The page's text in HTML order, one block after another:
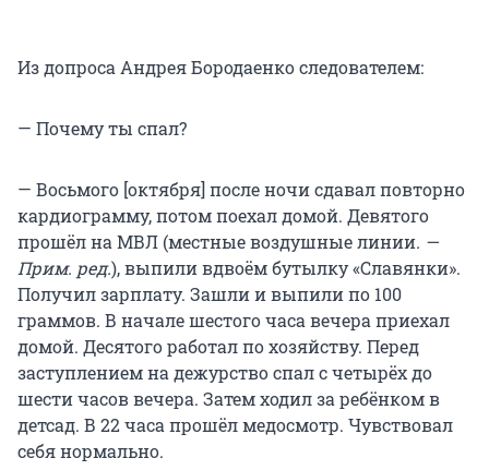
Из допроса Андрея Бородаенко следователем:
— Почему ты спал?
— Восьмого [октября] после ночи сдавал повторно
кардиограмму, потом поехал домой. Девятого
прошёл на МВЛ (местные воздушные линии. —
Прим. ред.), выпили вдвоём бутылку «Славянки».
Получил зарплату. Зашли и выпили по 100
граммов. В начале шестого часа вечера приехал
домой. Десятого работал по хозяйству. Перед
заступлением на дежурство спал с четырёх до
шести часов вечера. Затем ходил за ребёнком в
детсад. В 22 часа прошёл медосмотр. Чувствовал
себя нормально.